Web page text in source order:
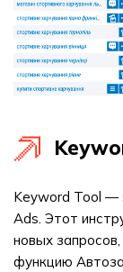
Keyword Tool —
Ads. Этот
новых
функцию